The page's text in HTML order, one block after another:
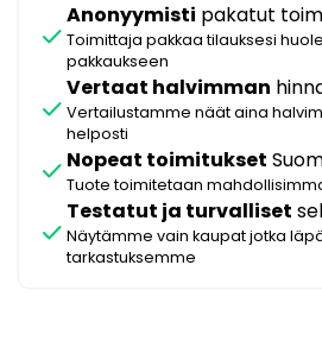
check
Anonyymisti pakatut
Toimittaja pakkaa tilauksesi
pakkaukseen
check
Vertaat halvimman
Vertailustamme näät aina
helposti
check Nopeat toimitukset
Tuote toimitetaan
check
Testatut ja turvalliset
Näytämme vain kaupat jotka
tarkastuksemme